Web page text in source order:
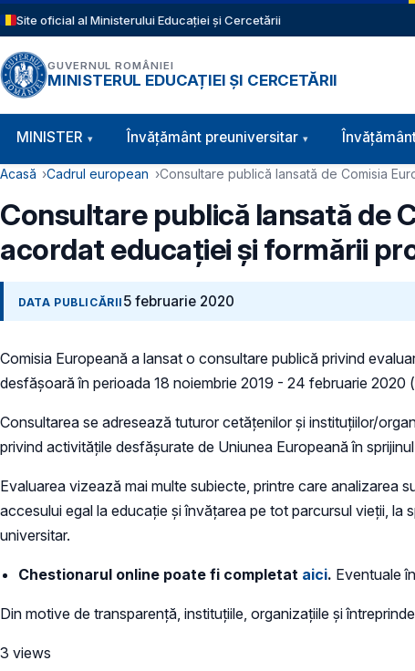
Sari la conținutul principal
Site oficial al Ministerului Educației și Cercetării
GUVERNUL ROMÂNIEI
MINISTERUL EDUCAȚIEI ȘI CERCETĂRII
Navigație principală
MINISTER Învăţământ preuniversitar
Cale de navigare
Acasă Cadrul european Consultare publică lansată de Comisia
Consultare publică lansată de
acordat educației și formării
DATA PUBLICĂRII 5 februarie 2020
Comisia Europeană a lansat o consultare publică privind
desfășoară în perioada 18 noiembrie 2019 - 24 februarie 2020
Consultarea se adresează tuturor cetățenilor și instituțiilor/
privind activitățile desfășurate de Uniunea Europeană în
Evaluarea vizează mai multe subiecte, printre care analizarea
accesului egal la educație și învățarea pe tot parcursul vieții,
universitar.
Chestionarul online poate fi completat aici. Eventuale
Din motive de transparență, instituțiile, organizațiile și
3 views